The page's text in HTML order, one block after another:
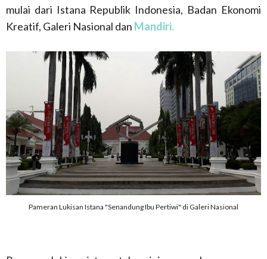
mulai dari Istana Republik Indonesia, Badan Ekonomi
Kreatif, Galeri Nasional dan Mandiri.
Pameran Lukisan Istana "Senandung Ibu Pertiwi" di Galeri Nasional